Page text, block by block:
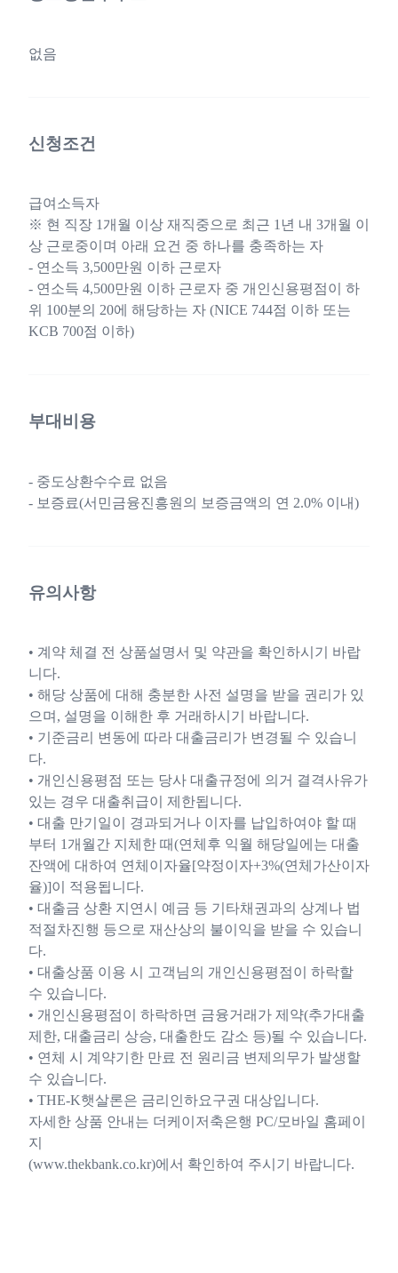
없음
신청조건
급여소득자
※ 현 직장 1개월 이상 재직중으로 최근 1년 내 3개월 이
상 근로중이며 아래 요건 중 하나를 충족하는 자
- 연소득 3,500만원 이하 근로자
- 연소득 4,500만원 이하 근로자 중 개인신용평점이 하
위 100분의 20에 해당하는 자 (NICE 744점 이하 또는
KCB 700점 이하)
부대비용
- 중도상환수수료 없음
- 보증료(서민금융진흥원의 보증금액의 연 2.0% 이내)
유의사항
• 계약 체결 전 상품설명서 및 약관을 확인하시기 바랍
니다.
• 해당 상품에 대해 충분한 사전 설명을 받을 권리가 있
으며, 설명을 이해한 후 거래하시기 바랍니다.
• 기준금리 변동에 따라 대출금리가 변경될 수 있습니
다.
• 개인신용평점 또는 당사 대출규정에 의거 결격사유가
있는 경우 대출취급이 제한됩니다.
• 대출 만기일이 경과되거나 이자를 납입하여야 할 때
부터 1개월간 지체한 때(연체후 익월 해당일에는 대출
잔액에 대하여 연체이자율[약정이자+3%(연체가산이자
율)]이 적용됩니다.
• 대출금 상환 지연시 예금 등 기타채권과의 상계나 법
적절차진행 등으로 재산상의 불이익을 받을 수 있습니
다.
• 대출상품 이용 시 고객님의 개인신용평점이 하락할
수 있습니다.
• 개인신용평점이 하락하면 금융거래가 제약(추가대출
제한, 대출금리 상승, 대출한도 감소 등)될 수 있습니다.
• 연체 시 계약기한 만료 전 원리금 변제의무가 발생할
수 있습니다.
• THE-K햇살론은 금리인하요구권 대상입니다.
자세한 상품 안내는 더케이저축은행 PC/모바일 홈페이
지
(www.thekbank.co.kr)에서 확인하여 주시기 바랍니다.